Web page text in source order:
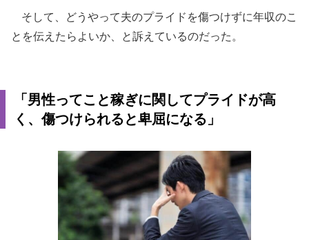
そして、どうやって夫のプライドを傷つけずに年収のこ
とを伝えたらよいか、と訴えているのだった。
「男性ってこと稼ぎに関してプライドが高
く、傷つけられると卑屈になる」